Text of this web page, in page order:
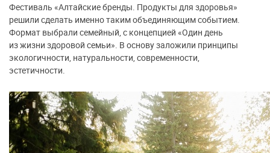
Фестиваль «Алтайские бренды. Продукты для здоровья»
решили сделать именно таким объединяющим событием.
Формат выбрали семейный, с концепцией «Один день
из жизни здоровой семьи». В основу заложили принципы
экологичности, натуральности, современности,
эстетичности.